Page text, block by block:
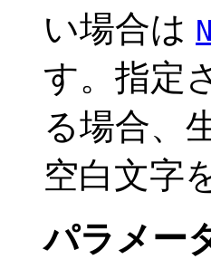
い場合は
す。指定
る場合、
空白文字
パラメー